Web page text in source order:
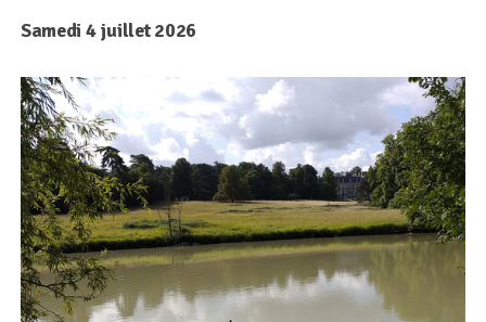
Samedi 4 juillet 2026